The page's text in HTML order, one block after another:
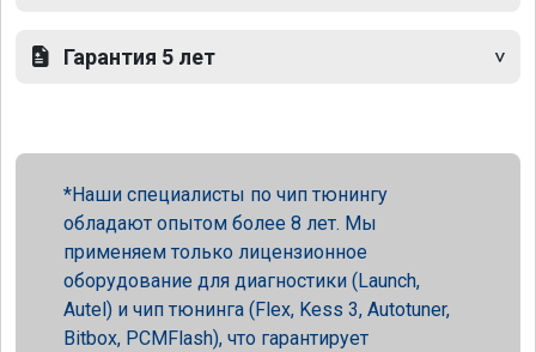
Гарантия 5 лет
Наши специалисты по чип тюнингу
обладают опытом более 8 лет. Мы
применяем только лицензионное
оборудование для диагностики (Launch,
Autel) и чип тюнинга (Flex, Kess 3, Autotuner,
Bitbox, PCMFlash), что гарантирует